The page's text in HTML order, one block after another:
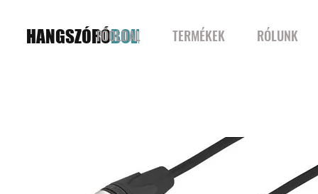
HANGSZÓRÓBOLT
FŐOLDAL TERMÉKEK RÓLUNK